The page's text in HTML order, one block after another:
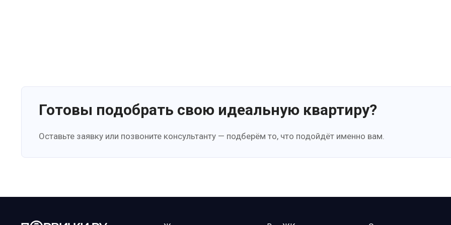
Готовы подобрать свою идеальную квартиру?
Оставьте заявку или позвоните консультанту — подберём то, что подойдёт именно вам.